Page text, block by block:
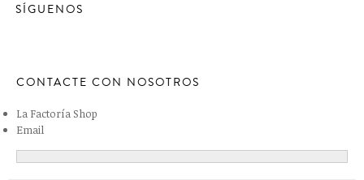
SÍGUENOS
CONTACTE CON NOSOTROS
La Factoría Shop
Email